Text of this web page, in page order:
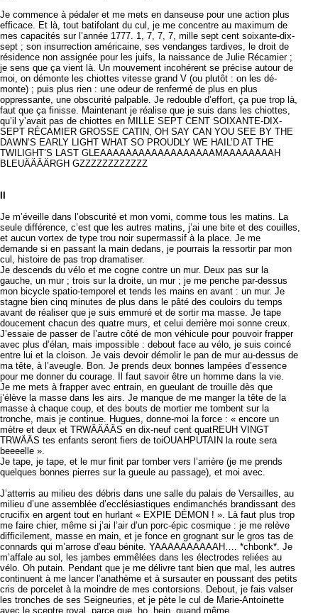
Je commence à pédaler et me mets en danseuse pour une action plus
efficace. Et là, tout batifolant du cul, je me concentre au maximum de
mes capacités sur l’année 1777. 1, 7, 7, 7, mille sept cent soixante-dix-
sept ; son insurrection américaine, ses vendanges tardives, le droit de
résidence non assignée pour les juifs, la naissance de Julie Récamier ;
je sens que ça vient là. Un mouvement incohérent se précise autour de
moi, on démonte les chiottes vitesse grand V (ou plutôt : on les dé-
monte) ; puis plus rien : une odeur de renfermé de plus en plus
oppressante, une obscurité palpable. Je redouble d’effort, ça pue trop là,
faut que ça finisse. Maintenant je réalise que je suis dans les chiottes,
qu’il y’avait pas de chiottes en MILLE SEPT CENT SOIXANTE-DIX-
SEPT RÉCAMIER GROSSE CATIN, OH SAY CAN YOU SEE BY THE
DAWN’S EARLY LIGHT WHAT SO PROUDLY WE HAIL’D AT THE
TWILIGHT’S LAST GLEAAAAAAAAAAAAAAAAAAMAAAAAAAAH
BLEUÄÄÄÄRGH GZZZZZZZZZZZZ
Je m’éveille dans l’obscurité et mon vomi, comme tous les matins. La
seule différence, c’est que les autres matins, j’ai une bite et des couilles,
et aucun vortex de type trou noir supermassif à la place. Je me
demande si en passant la main dedans, je pourrais la ressortir par mon
cul, histoire de pas trop dramatiser.
Je descends du vélo et me cogne contre un mur. Deux pas sur la
gauche, un mur ; trois sur la droite, un mur ; je me penche par-dessus
mon bicycle spatio-temporel et tends les mains en avant : un mur. Je
stagne bien cinq minutes de plus dans le pâté des couloirs du temps
avant de réaliser que je suis emmuré et de sortir ma masse. Je tape
doucement chacun des quatre murs, et celui derrière moi sonne creux.
J’essaie de passer de l’autre côté de mon véhicule pour pouvoir frapper
avec plus d’élan, mais impossible : debout face au vélo, je suis coincé
entre lui et la cloison. Je vais devoir démolir le pan de mur au-dessus de
ma tête, à l’aveugle. Bon. Je prends deux bonnes lampées d’essence
pour me donner du courage. Il faut savoir être un homme dans la vie.
Je me mets à frapper avec entrain, en gueulant de trouille dès que
j’élève la masse dans les airs. Je manque de me manger la tête de la
masse à chaque coup, et des bouts de mortier me tombent sur la
tronche, mais je continue. Hugues, donne-moi la force : « encore un
mètre et deux et TRWÄÄÄÄS en dix-neuf cent quatREUH VINGT
TRWÄÄS tes enfants seront fiers de toiOUAHPUTAIN la route sera
beeeelle ».
Je tape, je tape, et le mur finit par tomber vers l’arrière (je me prends
quelques bonnes pierres sur la gueule au passage), et moi avec.
J’atterris au milieu des débris dans une salle du palais de Versailles, au
milieu d’une assemblée d’ecclésiastiques endimanchés brandissant des
crucifix en argent tout en hurlant « EXPIE DÉMON ! ». Là faut plus trop
me faire chier, même si j’ai l’air d’un porc-épic cosmique : je me relève
difficilement, masse en main, et je fonce en grognant sur le gros tas de
connards qui m’arrose d’eau bénite. YAAAAAAAAAAH…. *chbonk*. Je
m’affale au sol, les jambes emmêlées dans les électrodes reliées au
vélo. Oh putain. Pendant que je me délivre tant bien que mal, les autres
continuent à me lancer l’anathème et à sursauter en poussant des petits
cris de porcelet à la moindre de mes contorsions. Debout, je fais valser
les tronches de ses Seigneuries, et je pète le cul de Marie-Antoinette
avec le sceptre royal, parce que, ho, hein, quand même.